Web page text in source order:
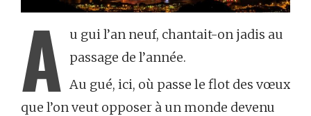
A u gui l’an neuf, chantait-on jadis au
passage de l’année.
Au gué, ici, où passe le flot des vœux
que l’on veut opposer à un monde devenu